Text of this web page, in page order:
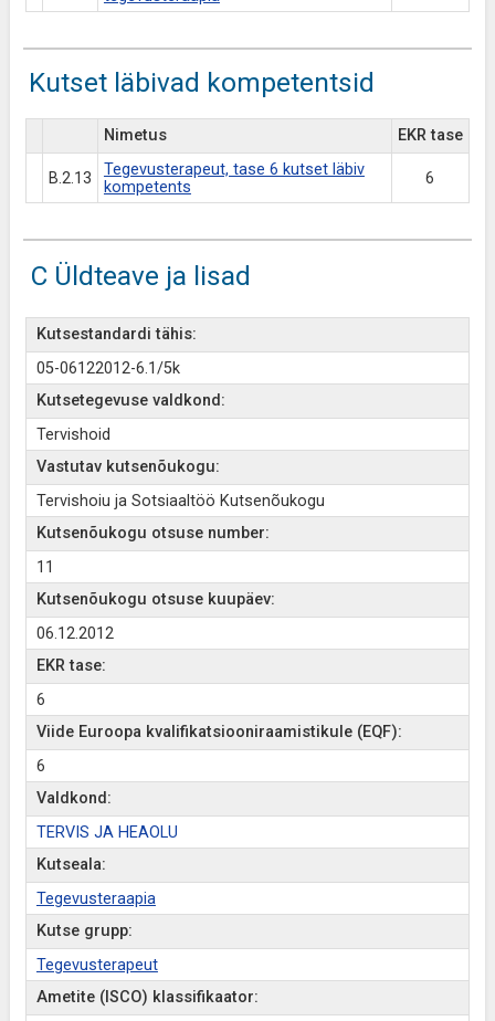
Kutset läbivad kompetentsid
Nimetus EKR tase
B.2.13
Tegevusterapeut, tase 6 kutset läbiv
kompetents
6
C Üldteave ja lisad
Kutsestandardi tähis:
05-06122012-6.1/5k
Kutsetegevuse valdkond:
Tervishoid
Vastutav kutsenõukogu:
Tervishoiu ja Sotsiaaltöö Kutsenõukogu
Kutsenõukogu otsuse number:
11
Kutsenõukogu otsuse kuupäev:
06.12.2012
EKR tase:
6
Viide Euroopa kvalifikatsiooniraamistikule (EQF):
6
Valdkond:
TERVIS JA HEAOLU
Kutseala:
Tegevusteraapia
Kutse grupp:
Tegevusterapeut
Ametite (ISCO) klassifikaator: